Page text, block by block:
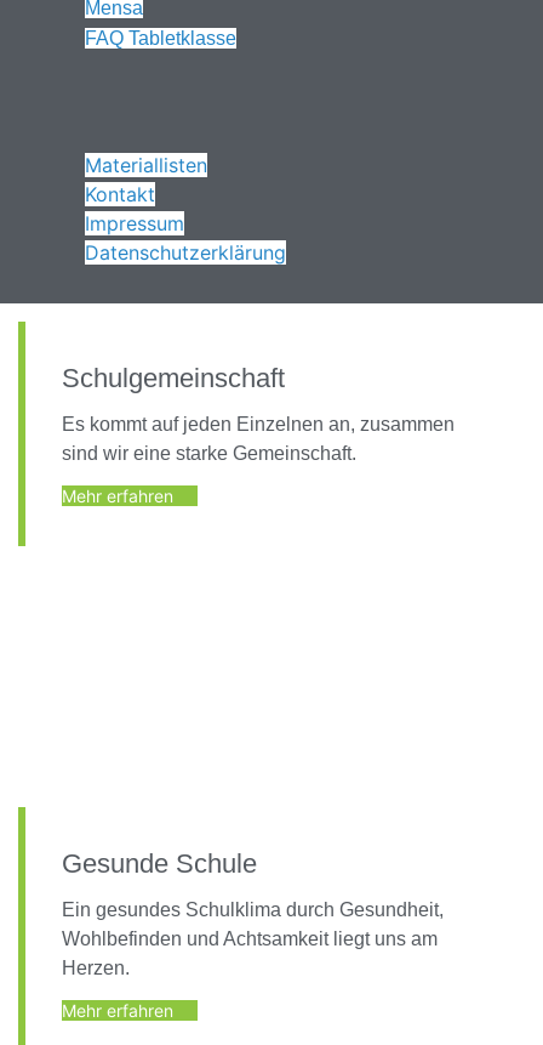
Mensa
FAQ Tabletklasse
Materiallisten
Kontakt
Impressum
Datenschutzerklärung
Schulgemeinschaft
Es kommt auf jeden Einzelnen an, zusammen
sind wir eine starke Gemeinschaft.
Mehr erfahren
Gesunde Schule
Ein gesundes Schulklima durch Gesundheit,
Wohlbefinden und Achtsamkeit liegt uns am
Herzen.
Mehr erfahren